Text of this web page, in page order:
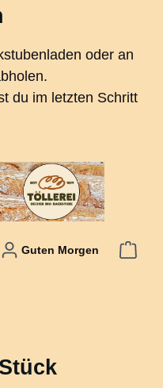
oder an
du im letzten Schritt
Guten Morgen